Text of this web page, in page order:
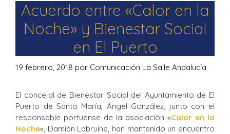
Acuerdo entre «Calor en la
Noche» y Bienestar Social
en El Puerto
19 febrero, 2018 por Comunicación La Salle Andalucía
El concejal de Bienestar Social del Ayuntamiento de El
Puerto de Santa María, Ángel González, junto con el
responsable portuense de la asociación «Calor en la
Noche«, Damián Labruine, han mantenido un encuentro